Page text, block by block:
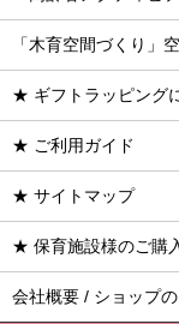
「木育空間づくり」
★ ギフトラッピング
★ ご利用ガイド
★ サイトマップ
★ 保育施設様のご購
会社概要 / ショップ